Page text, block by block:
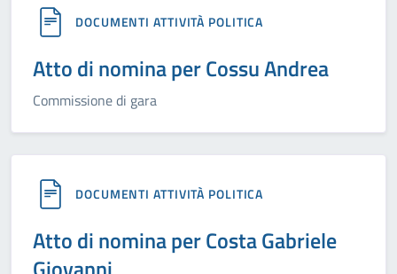
DOCUMENTI ATTIVITÀ POLITICA
Atto di nomina per Cossu Andrea
Commissione di gara
DOCUMENTI ATTIVITÀ POLITICA
Atto di nomina per Costa Gabriele